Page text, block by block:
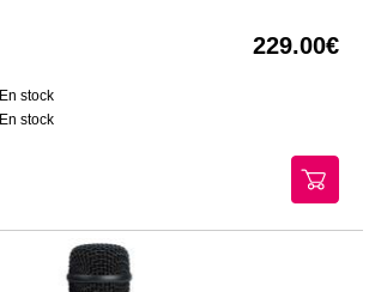
229.00
En stock
En stock